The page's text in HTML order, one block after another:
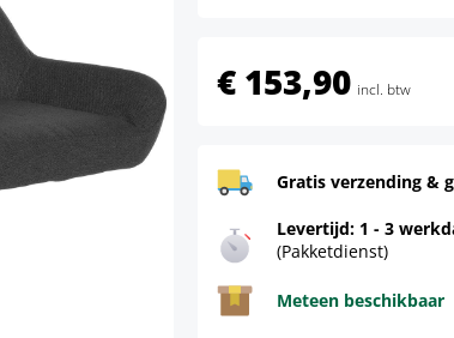
€ 153,90 incl. btw
Gratis verzending &
Levertijd: 1 - 3
(Pakketdienst)
Meteen beschikbaar